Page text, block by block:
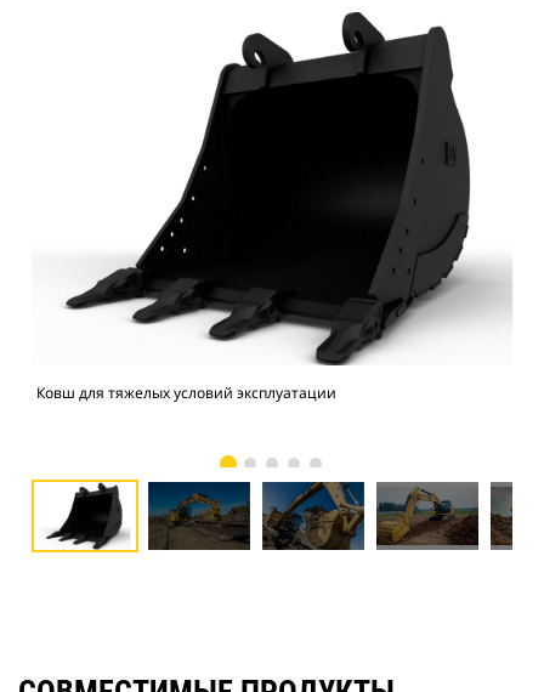
Ковш для тяжелых условий эксплуатации